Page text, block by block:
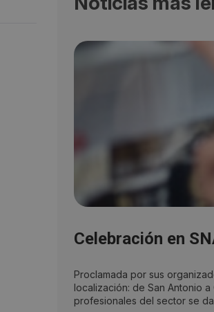
Celebración en
Proclamada por sus
localización: de San Antonio
profesionales del sector se